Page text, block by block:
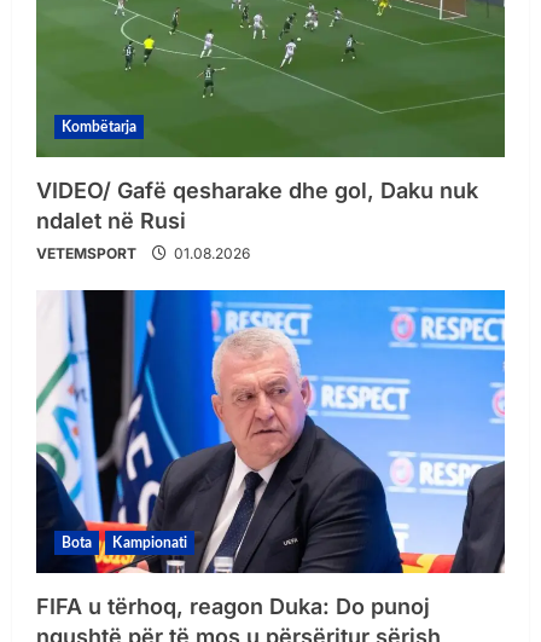
Kombëtarja
VIDEO/ Gafë qesharake dhe gol, Daku nuk
ndalet në Rusi
VETEMSPORT 01.08.2026
Bota Kampionati
FIFA u tërhoq, reagon Duka: Do punoj
ngushtë për të mos u përsëritur sërish